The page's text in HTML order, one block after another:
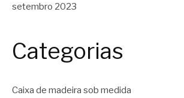
setembro 2023
Categorias
Caixa de madeira sob medida